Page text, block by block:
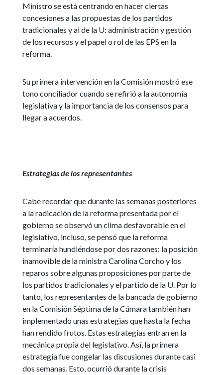
Ministro se está centrando en hacer ciertas
concesiones a las propuestas de los partidos
tradicionales y al de la U: administración y gestión
de los recursos y el papel o rol de las EPS en la
reforma.
Su primera intervención en la Comisión mostró ese
tono conciliador cuando se refirió a la autonomía
legislativa y la importancia de los consensos para
llegar a acuerdos.
Estrategias de los representantes
Cabe recordar que durante las semanas posteriores
a la radicación de la reforma presentada por el
gobierno se observó un clima desfavorable en el
legislativo, incluso, se pensó que la reforma
terminaría hundiéndose por dos razones: la posición
inamovible de la ministra Carolina Corcho y los
reparos sobre algunas proposiciones por parte de
los partidos tradicionales y el partido de la U. Por lo
tanto, los representantes de la bancada de gobierno
en la Comisión Séptima de la Cámara también han
implementado unas estrategias que hasta la fecha
han rendido frutos. Estas estrategias entran en la
mecánica propia del legislativo. Así, la primera
estrategia fue congelar las discusiones durante casi
dos semanas. Esto, ocurrió durante la crisis